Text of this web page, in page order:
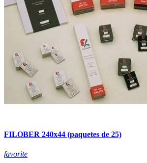
FILOBER 240x44 (paquetes de 25)
favorite